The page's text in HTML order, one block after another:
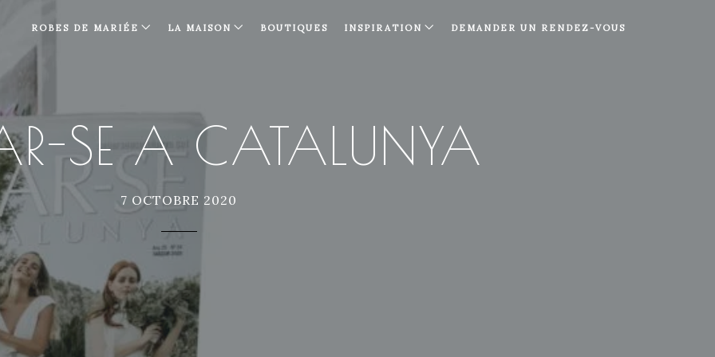
ROBES DE MARIÉE LA MAISON BOUTIQUES INSPIRATION DEMANDER UN RENDEZ-VOUS
SE A CATALUNYA
7 OCTOBRE 2020